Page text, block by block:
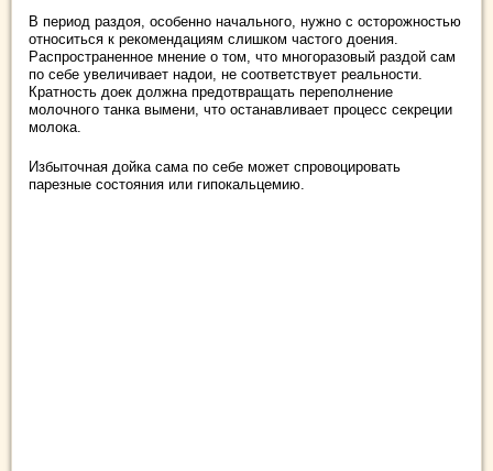
В период раздоя, особенно начального, нужно с осторожностью
относиться к рекомендациям слишком частого доения.
Распространенное мнение о том, что многоразовый раздой сам
по себе увеличивает надои, не соответствует реальности.
Кратность доек должна предотвращать переполнение
молочного танка вымени, что останавливает процесс секреции
молока.
Избыточная дойка сама по себе может спровоцировать
парезные состояния или гипокальцемию.